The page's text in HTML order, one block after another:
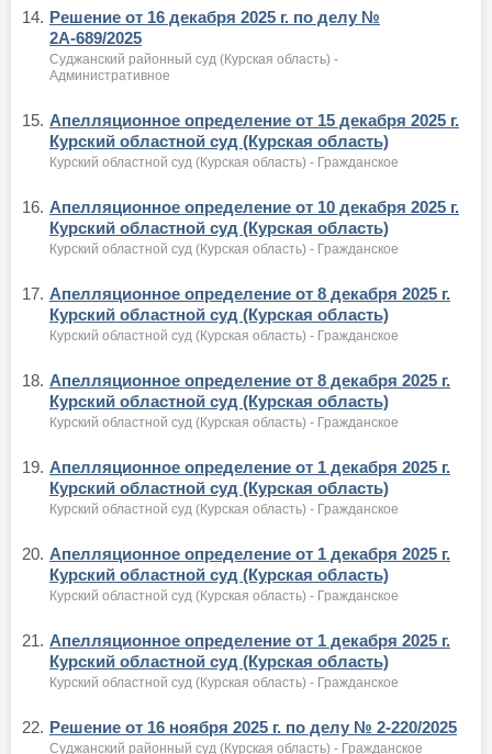
14. Решение от 16 декабря 2025 г. по делу №
2А-689/2025
Суджанский районный суд (Курская область) -
Административное
15. Апелляционное определение от 15 декабря 2025 г.
Курский областной суд (Курская область)
Курский областной суд (Курская область) - Гражданское
16. Апелляционное определение от 10 декабря 2025 г.
Курский областной суд (Курская область)
Курский областной суд (Курская область) - Гражданское
17. Апелляционное определение от 8 декабря 2025 г.
Курский областной суд (Курская область)
Курский областной суд (Курская область) - Гражданское
18. Апелляционное определение от 8 декабря 2025 г.
Курский областной суд (Курская область)
Курский областной суд (Курская область) - Гражданское
19. Апелляционное определение от 1 декабря 2025 г.
Курский областной суд (Курская область)
Курский областной суд (Курская область) - Гражданское
20. Апелляционное определение от 1 декабря 2025 г.
Курский областной суд (Курская область)
Курский областной суд (Курская область) - Гражданское
21. Апелляционное определение от 1 декабря 2025 г.
Курский областной суд (Курская область)
Курский областной суд (Курская область) - Гражданское
22. Решение от 16 ноября 2025 г. по делу № 2-220/2025
Суджанский районный суд (Курская область) - Гражданское